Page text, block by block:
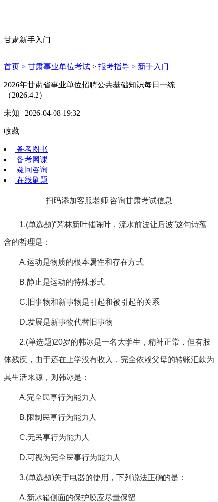
甘肃新手入门
首页 > 甘肃事业单位考试 > 报考指导 > 新手入门
2026年甘肃省事业单位招聘公共基础知识每日一练
（2026.4.2）
未知 | 2026-04-08 19:32
收藏
备考图书
备考网课
疑问咨询
在线刷题
扫码添加客服老师 咨询甘肃考试信息
1.(单选题)“芳林新叶催陈叶，流水前波让后波”这句诗蕴
含的哲理是：
A.运动是物质的根本属性和存在方式
B.静止是运动的特殊形式
C.旧事物和新事物是引起和被引起的关系
D.发展是新事物代替旧事物
2.(单选题)20岁的韩冰是一名大学生，精神正常，但有肢
体残疾，由于还在上学没有收入，完全依赖父母的转账汇款为
其生活来源，则韩冰是：
A.完全民事行为能力人
B.限制民事行为能力人
C.无民事行为能力人
D.可视为完全民事行为能力人
3.(单选题)关于电器的使用，下列说法正确的是：
A.新冰箱侧面的保护膜应尽量保留